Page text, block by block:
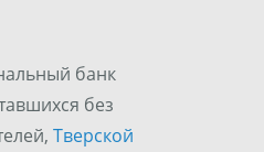
банк
без
Тверской